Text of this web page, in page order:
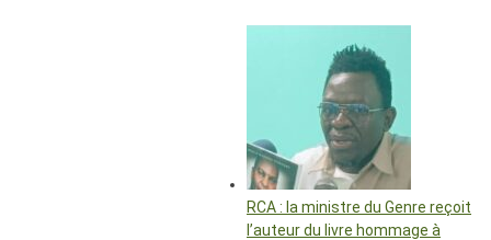
RCA : la ministre du Genre reçoit
l’auteur du livre hommage à